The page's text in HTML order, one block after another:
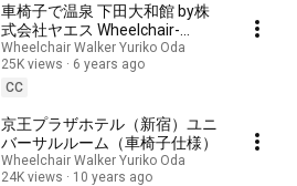
車椅子で温泉 下田大和館 by株
式会社ヤエス Wheelchair-
accessible Hot Spring Bath at
Shimoda Yamatokan by Yaesu
Inc.
Wheelchair Walker Yuriko Oda
25K views
6 years ago
CC
京王プラザホテル（新宿）ユニ
バーサルルーム（車椅子仕様）
Wheelchair Walker Yuriko Oda
24K views
10 years ago